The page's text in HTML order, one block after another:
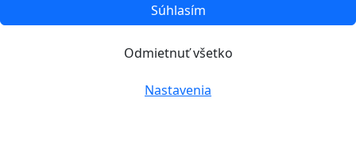
Súhlasím
Odmietnuť všetko
Nastavenia